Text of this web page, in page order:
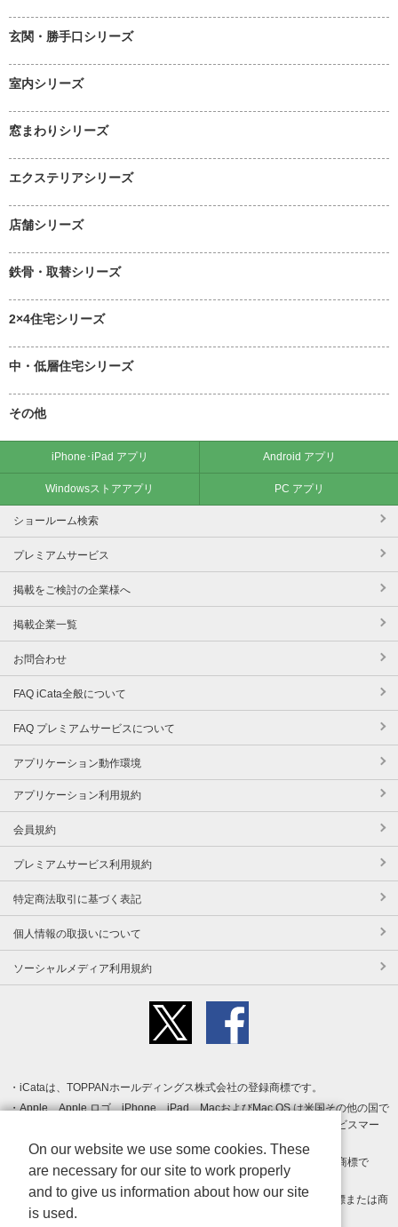
玄関・勝手口シリーズ
室内シリーズ
窓まわりシリーズ
エクステリアシリーズ
店舗シリーズ
鉄骨・取替シリーズ
2×4住宅シリーズ
中・低層住宅シリーズ
その他
iPhone･iPad アプリ Android アプリ
Windowsストアアプリ PC アプリ
ショールーム検索
プレミアムサービス
掲載をご検討の企業様へ
掲載企業一覧
お問合わせ
FAQ iCata全般について
FAQ プレミアムサービスについて
アプリケーション動作環境
アプリケーション利用規約
会員規約
プレミアムサービス利用規約
特定商法取引に基づく表記
個人情報の取扱いについて
ソーシャルメディア利用規約
iCataは、TOPPANホールディングス株式会社の登録商標です。
Apple、Apple ロゴ、iPhone、iPad、MacおよびMac OS は米国その他の国で
登録された Apple Inc. の商標です。App Store は Apple Inc. のサービスマー
クです。
Android、Google Play および Google Play ロゴ は Google LLC の商標で
す。
Windows は Microsoft Inc.の米国およびその他の国における登録商標または商
標です。
On our website we use some cookies. These
are necessary for our site to work properly
and to give us information about how our site
is used.